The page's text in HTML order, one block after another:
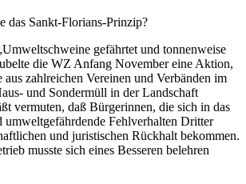
das Sankt-Florians-Prinzip?
gefährtet und tonnenweise
die WZ Anfang November eine Aktion,
zahlreichen Vereinen und Verbänden im
und Sondermüll in der Landschaft
vermuten, daß Bürgerinnen, die sich in das
Fehlverhalten Dritter
und juristischen Rückhalt bekommen.
musste sich eines Besseren belehren